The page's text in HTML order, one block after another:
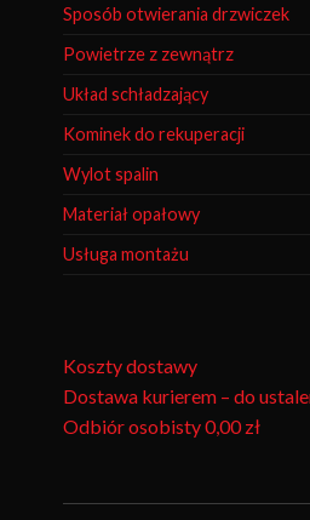
Sposób otwierania drzwiczek
Powietrze z zewnątrz
Układ schładzający
Kominek do rekuperacji
Wylot spalin
Materiał opałowy
Usługa montażu
Koszty dostawy
Dostawa kurierem – do
Odbiór osobisty0,00 zł